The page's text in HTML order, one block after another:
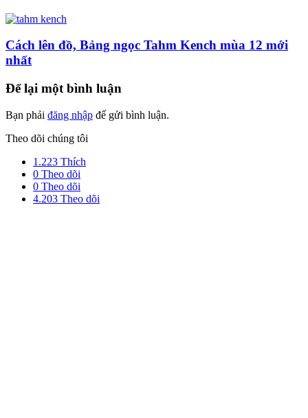
Cách lên đồ, Bảng ngọc Tahm Kench mùa 12 mới
nhất
Để lại một bình luận
Bạn phải đăng nhập để gửi bình luận.
Theo dõi chúng tôi
1.223 Thích
0 Theo dõi
0 Theo dõi
4.203 Theo dõi